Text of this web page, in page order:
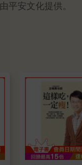
平安文化提供。